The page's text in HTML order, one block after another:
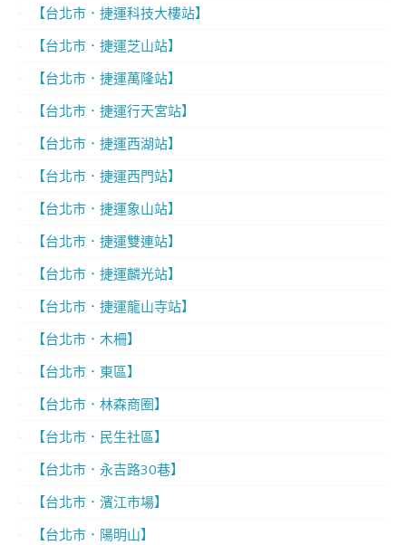
【台北市．捷運科技大樓站】
【台北市．捷運芝山站】
【台北市．捷運萬隆站】
【台北市．捷運行天宮站】
【台北市．捷運西湖站】
【台北市．捷運西門站】
【台北市．捷運象山站】
【台北市．捷運雙連站】
【台北市．捷運麟光站】
【台北市．捷運龍山寺站】
【台北市．木柵】
【台北市．東區】
【台北市．林森商圈】
【台北市．民生社區】
【台北市．永吉路30巷】
【台北市．濱江市場】
【台北市．陽明山】